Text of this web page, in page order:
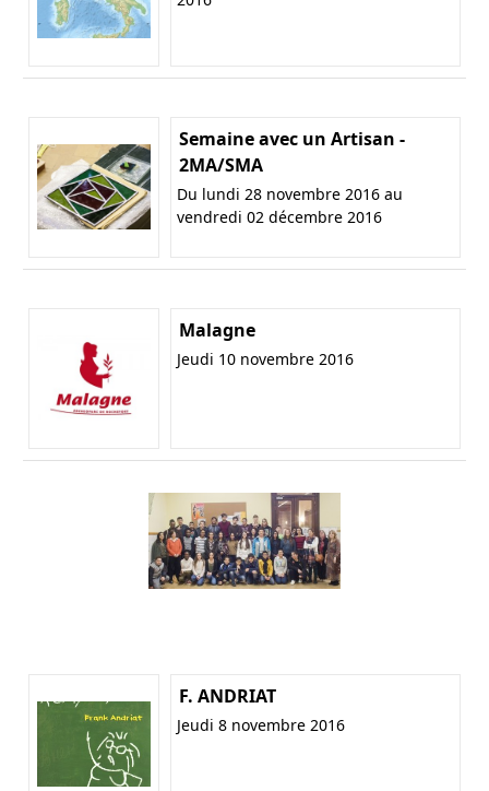
Semaine avec un Artisan -
2MA/SMA
Du lundi 28 novembre 2016 au
vendredi 02 décembre 2016
Malagne
Jeudi 10 novembre 2016
F. ANDRIAT
Jeudi 8 novembre 2016